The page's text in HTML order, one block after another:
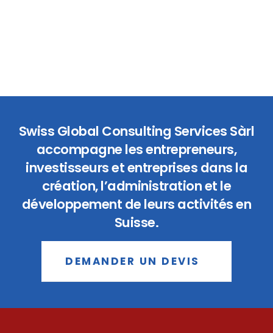
Swiss Global Consulting Services Sàrl
accompagne les entrepreneurs,
investisseurs et entreprises dans la
création, l’administration et le
développement de leurs activités en
Suisse.
DEMANDER UN DEVIS